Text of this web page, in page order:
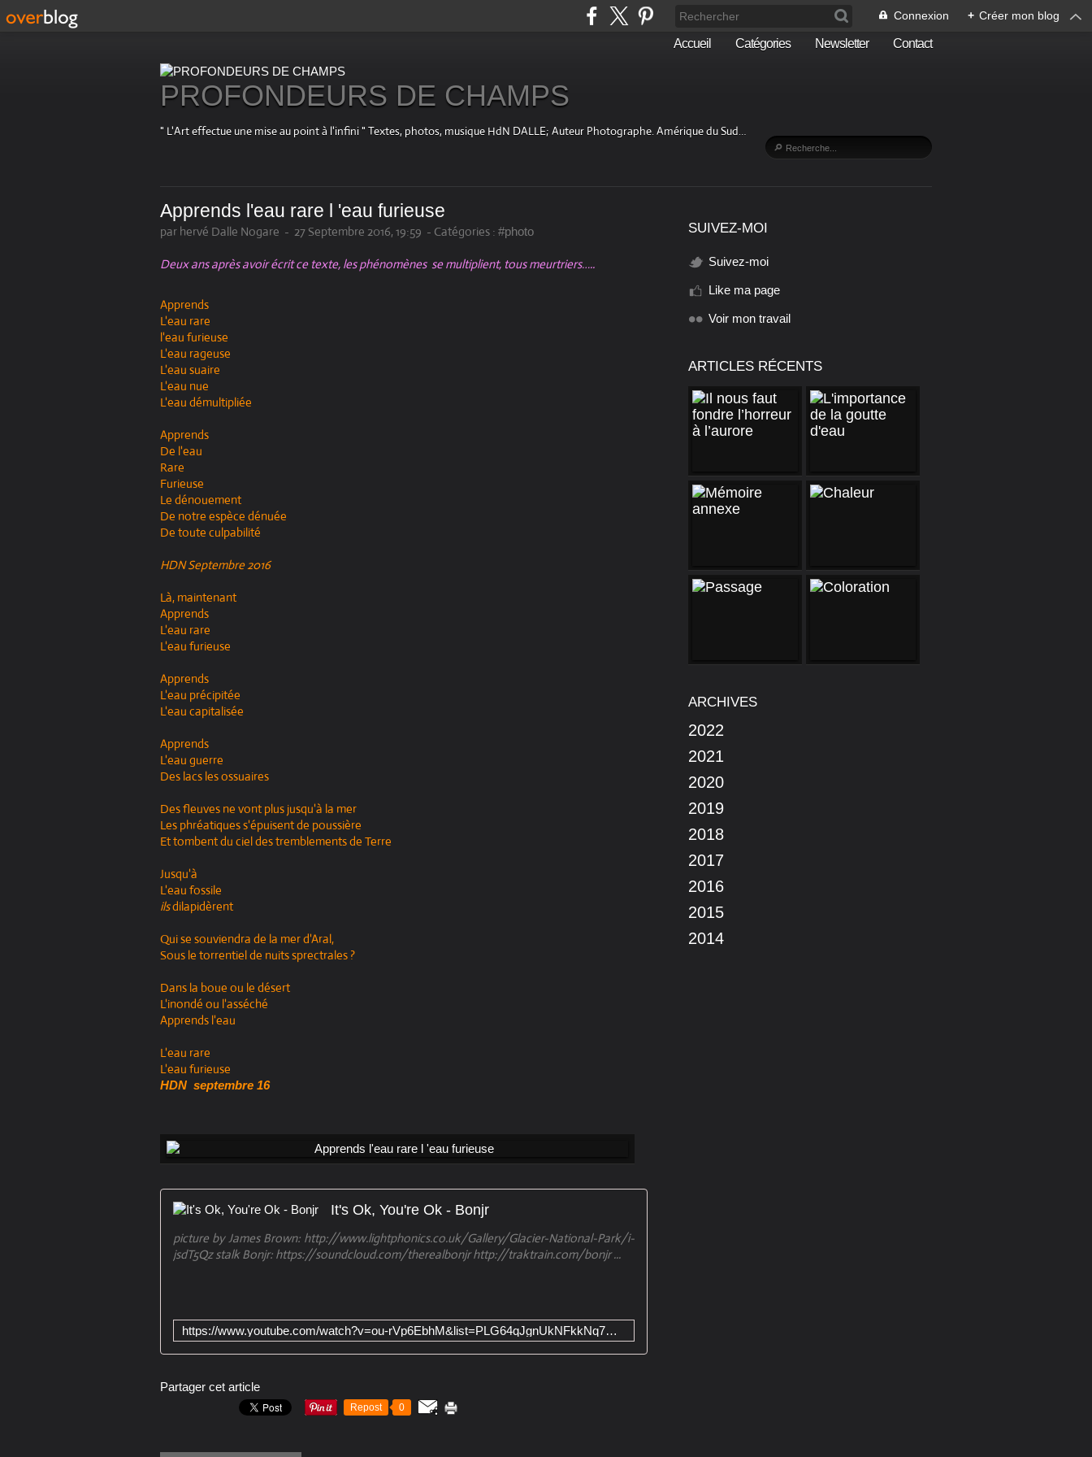
Connexion + Créer mon blog
Accueil Catégories Newsletter Contact
PROFONDEURS DE CHAMPS
" L'Art effectue une mise au point à l'infini " Textes, photos, musique HdN DALLE; Auteur Photographe. Amérique du Sud…
Apprends l'eau rare l 'eau furieuse
par hervé Dalle Nogare - 27 Septembre 2016, 19:59 - Catégories : #photo
Deux ans après avoir écrit ce texte, les phénomènes se multiplient, tous meurtriers…..
Apprends
L'eau rare
l'eau furieuse
L'eau rageuse
L'eau suaire
L'eau nue
L'eau démultipliée
Apprends
De l'eau
Rare
Furieuse
Le dénouement
De notre espèce dénuée
De toute culpabilité
HDN Septembre 2016
Là, maintenant
Apprends
L'eau rare
L'eau furieuse
Apprends
L'eau précipitée
L'eau capitalisée
Apprends
L'eau guerre
Des lacs les ossuaires
Des fleuves ne vont plus jusqu'à la mer
Les phréatiques s'épuisent de poussière
Et tombent du ciel des tremblements de Terre
Jusqu'à
L'eau fossile
ilsdilapidèrent
Qui se souviendra de la mer d'Aral,
Sous le torrentiel de nuits sprectrales ?
Dans la boue ou le désert
L'inondé ou l'asséché
Apprends l'eau
L'eau rare
L'eau furieuse
HDN septembre 16
It's Ok, You're Ok - Bonjr
picture by James Brown: http://www.lightphonics.co.uk/Gallery/Glacier-National-Park/i-
jsdT5Qz stalk Bonjr: https://soundcloud.com/therealbonjr http://traktrain.com/bonjr ...
https://www.youtube.com/watch?v=ou-rVp6EbhM&list=PLG64qJgnUkNFkkNq7ml3YCC5K0PNlU9Ij&index=1
Partager cet article
Repost 0
SUIVEZ-MOI
Suivez-moi
Like ma page
Voir mon travail
ARTICLES RÉCENTS
ARCHIVES
2022
2021
2020
2019
2018
2017
2016
2015
2014